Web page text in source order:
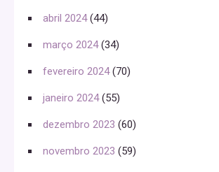
abril 2024(44)
março 2024(34)
fevereiro 2024(70)
janeiro 2024(55)
dezembro 2023 (60)
novembro 2023 (59)